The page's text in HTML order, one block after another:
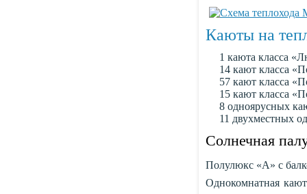
Каюты на
1 каюта класса
14 кают класса
57 кают класса
15 кают класса
8 одноярусных
11 двухместных
Солнечная
Полулюкс «А» с
Однокомнатная